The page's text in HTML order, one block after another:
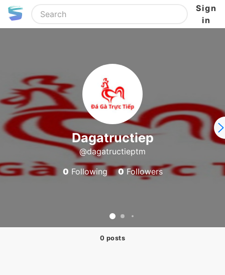
Sign
in
Dagatructiep
@dagatructieptm
0 Following 0Followers
0 posts